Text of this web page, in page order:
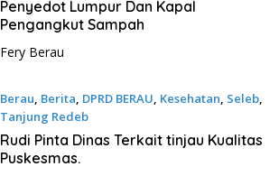
Penyedot Lumpur Dan Kapal
Pengangkut Sampah
Fery Berau
Berau Berita DPRD BERAU Kesehatan Seleb,
Tanjung Redeb
Oktober 12, 2023
Rudi Pinta Dinas Terkait tinjau Kualitas
Puskesmas.